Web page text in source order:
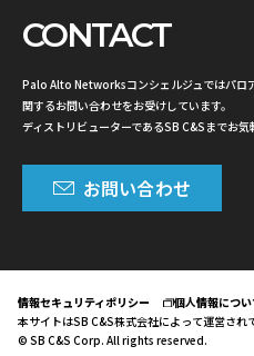
CONTACT
Palo Alto Networksコンシェルジュではパロ
関するお問い合わせをお受けしています。
ディストリビューターであるSB C&Sまでお気
お問い合わせ
情報セキュリティポリシー 個人情報につい
本サイトはSB C&S株式会社によって運営され
© SB C&S Corp. All rights reserved.